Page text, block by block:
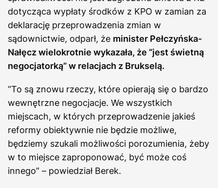
dotycząca wypłaty środków z KPO w zamian za
deklarację przeprowadzenia zmian w
sądownictwie, odparł, że minister Pełczyńska-
Nałęcz wielokrotnie wykazała, że “jest świetną
negocjatorką” w relacjach z Brukselą.
“To są znowu rzeczy, które opierają się o bardzo
wewnętrzne negocjacje. We wszystkich
miejscach, w których przeprowadzenie jakieś
reformy obiektywnie nie będzie możliwe,
będziemy szukali możliwości porozumienia, żeby
w to miejsce zaproponować, być może coś
innego” – powiedział Berek.